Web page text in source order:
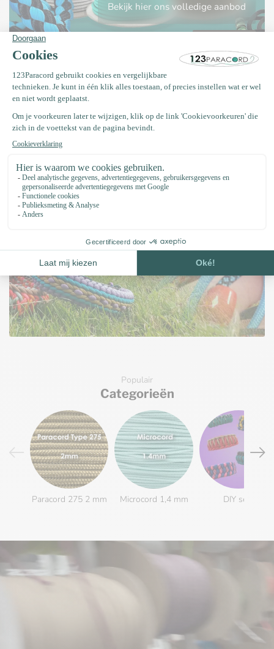
Bekijk hier ons volledige aanbod
DIY pakketten
Op zoek naar inspiratie of gewoon een leuk
cadeau? Bekijk hier onze diy pakketten:
Bekijk
Populair
Categorieën
Paracord 275 2 mm Microcord 1,4 mm DIY sets